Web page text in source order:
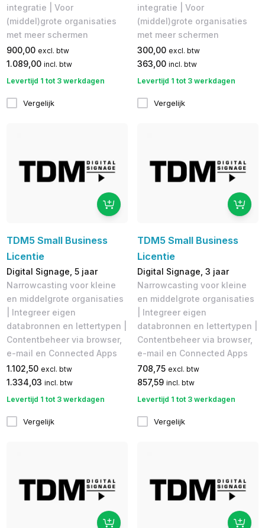
integratie | Voor
(middel)grote organisaties
met meer schermen
900,00 excl. btw
1.089,00 incl. btw
Levertijd 1 tot 3 werkdagen
Vergelijk
integratie | Voor
(middel)grote organisaties
met meer schermen
300,00 excl. btw
363,00 incl. btw
Levertijd 1 tot 3 werkdagen
Vergelijk
TDM5 Small Business
Licentie
Digital Signage, 5 jaar
Narrowcasting voor kleine
en middelgrote organisaties
| Integreer eigen
databronnen en lettertypen |
Contentbeheer via browser,
e-mail en Connected Apps
1.102,50 excl. btw
1.334,03 incl. btw
Levertijd 1 tot 3 werkdagen
Vergelijk
TDM5 Small Business
Licentie
Digital Signage, 3 jaar
Narrowcasting voor kleine
en middelgrote organisaties
| Integreer eigen
databronnen en lettertypen |
Contentbeheer via browser,
e-mail en Connected Apps
708,75 excl. btw
857,59 incl. btw
Levertijd 1 tot 3 werkdagen
Vergelijk